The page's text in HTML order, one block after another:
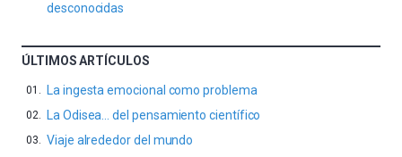
desconocidas
ÚLTIMOS ARTÍCULOS
La ingesta emocional como problema
La Odisea… del pensamiento científico
Viaje alrededor del mundo